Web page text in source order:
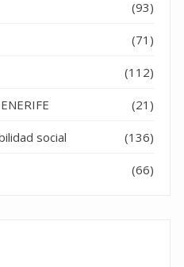
(93)
(71)
(112)
(21)
social (136)
(66)